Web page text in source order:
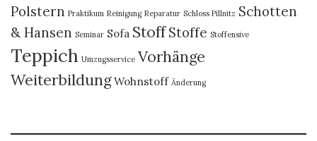
Polstern Praktikum Reinigung Reparatur Schloss Pillnitz Schotten
& Hansen Seminar Sofa Stoff Stoffe Stoffensive
Teppich Umzugsservice Vorhänge
Weiterbildung Wohnstoff Änderung